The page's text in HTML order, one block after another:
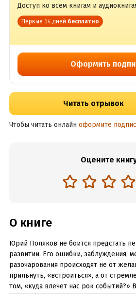
Доступ ко всем книгам и
Первые 14 дней бесплатно
Оформить
Читать отрывок
Чтобы читать онлайн оформите
Оцените
О книге
Юрий Поляков не боится предстать
развитии. Его ошибки, заблуждения,
разочарования происходят не от
прильнуть, «встроиться», а от
том, «куда влечет нас рок событий?»